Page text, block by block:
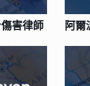
害律師 阿爾